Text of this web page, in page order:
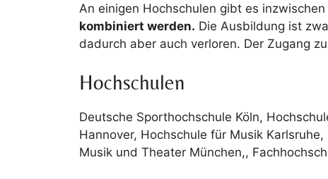
An einigen Hochschulen gibt es inzwischen
kombiniert werden. Die Ausbildung ist
dadurch aber auch verloren. Der Zugang
Hochschulen
Deutsche Sporthochschule Köln,
Hannover, Hochschule für Musik
Musik und Theater München,,